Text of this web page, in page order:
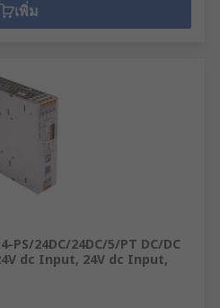
เพิ่ม
24DC/24DC/5/PT DC/DC
dc Input, 24V dc Input,